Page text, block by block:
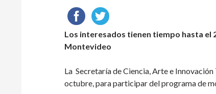
Los interesados tienen tiempo hasta el
Montevideo
La Secretaría de Ciencia, Arte e
octubre, para participar del programa de